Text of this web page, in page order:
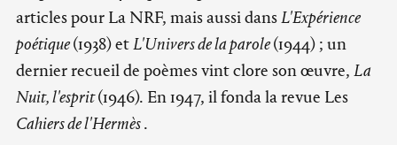
articles pour La NRF, mais aussi dansL'Expérience
poétique(1938) etL'Univers de la parole(1944) ; un
dernier recueil de poèmes vint clore son œuvre, La
Nuit, l'esprit(1946). En 1947, il fonda la revue Les
Cahiers de l'Hermès.